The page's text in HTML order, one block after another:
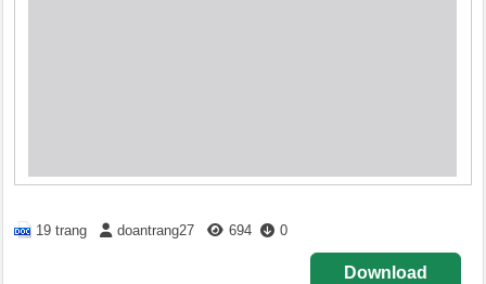
19 trang doantrang27 694 0
Download